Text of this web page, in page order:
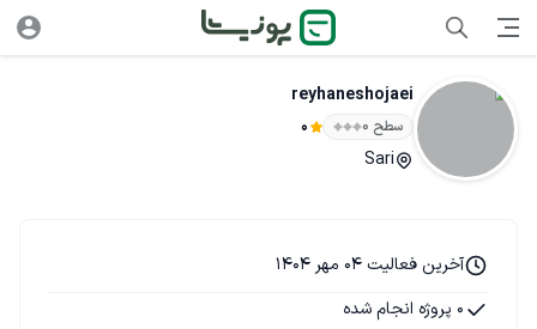
reyhaneshojaei
سطح ۰ 0
Sari
آخرین فعالیت 04 مهر 1404
0 پروژه انجام شده